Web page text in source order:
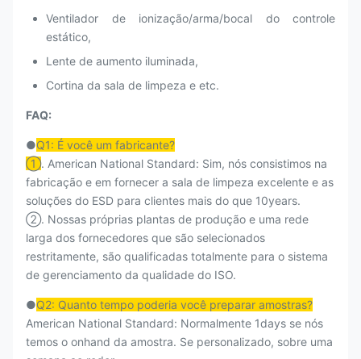
Ventilador de ionização/arma/bocal do controle
estático,
Lente de aumento iluminada,
Cortina da sala de limpeza e etc.
FAQ:
●Q1: É você um fabricante?
①. American National Standard: Sim, nós consistimos na
fabricação e em fornecer a sala de limpeza excelente e as
soluções do ESD para clientes mais do que 10years.
②. Nossas próprias plantas de produção e uma rede
larga dos fornecedores que são selecionados
restritamente, são qualificadas totalmente para o sistema
de gerenciamento da qualidade do ISO.
●Q2: Quanto tempo poderia você preparar amostras?
American National Standard: Normalmente 1days se nós
temos o onhand da amostra. Se personalizado, sobre uma